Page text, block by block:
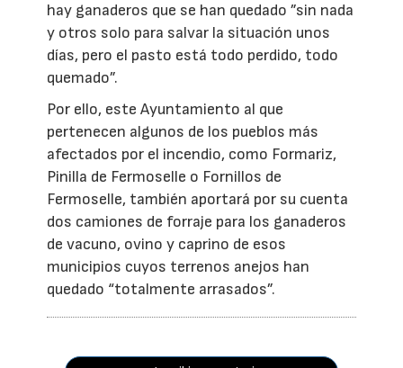
hay ganaderos que se han quedado ”sin nada
y otros solo para salvar la situación unos
días, pero el pasto está todo perdido, todo
quemado”.
Por ello, este Ayuntamiento al que
pertenecen algunos de los pueblos más
afectados por el incendio, como Formariz,
Pinilla de Fermoselle o Fornillos de
Fermoselle, también aportará por su cuenta
dos camiones de forraje para los ganaderos
de vacuno, ovino y caprino de esos
municipios cuyos terrenos anejos han
quedado “totalmente arrasados”.